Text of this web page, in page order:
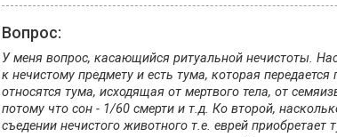
Вопрос:
У меня вопрос, касающийся ритуальной нечистоты.
к нечистому предмету и есть тума, которая
относятся тума, исходящая от мертвого тела, от
потому что сон - 1/60 смерти и т.д. Ко второй,
съедении нечистого животного т.е. еврей